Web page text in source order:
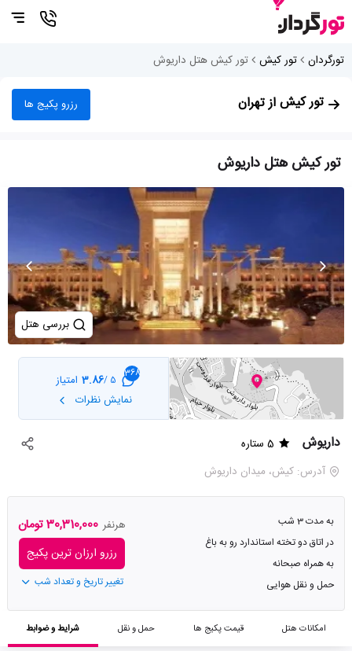
تورگردان تور کیش تور کیش هتل داریوش
تور کیشاز تهران رزرو پکیج ها
تور کیش هتل داریوش
بررسی هتل
368
5 /
3.86 امتیاز
نمایش نظرات
داریوش
5 ستاره
آدرس: كيش، میدان داریوش
به مدت 3 شب
در اتاق دو تخته استاندارد رو به باغ
به همراه صبحانه
حمل و نقل هوایی
هرنفر 30,310,000 تومان
رزرو ارزان ترین پکیج
تغییر تاریخ و تعداد شب
امکانات هتل قیمت پکیج ها حمل و نقل شرایط و ضوابط